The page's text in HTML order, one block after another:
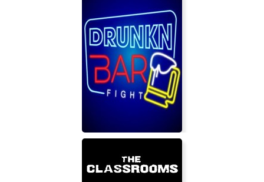
Maggie's Apartment